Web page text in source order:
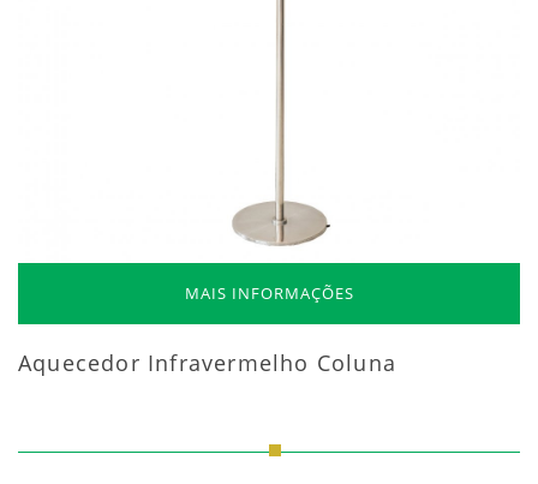
MAIS INFORMAÇÕES
Aquecedor Infravermelho Coluna